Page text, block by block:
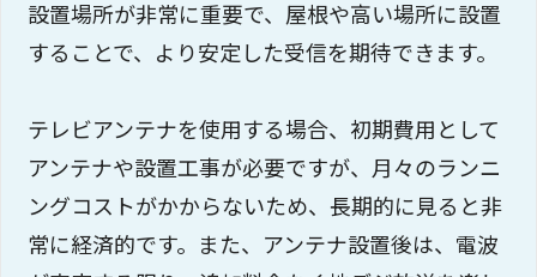
設置場所が非常に重要で、屋根や高い場所に設置
することで、より安定した受信を期待できます。
テレビアンテナを使用する場合、初期費用として
アンテナや設置工事が必要ですが、月々のランニ
ングコストがかからないため、長期的に見ると非
常に経済的です。また、アンテナ設置後は、電波